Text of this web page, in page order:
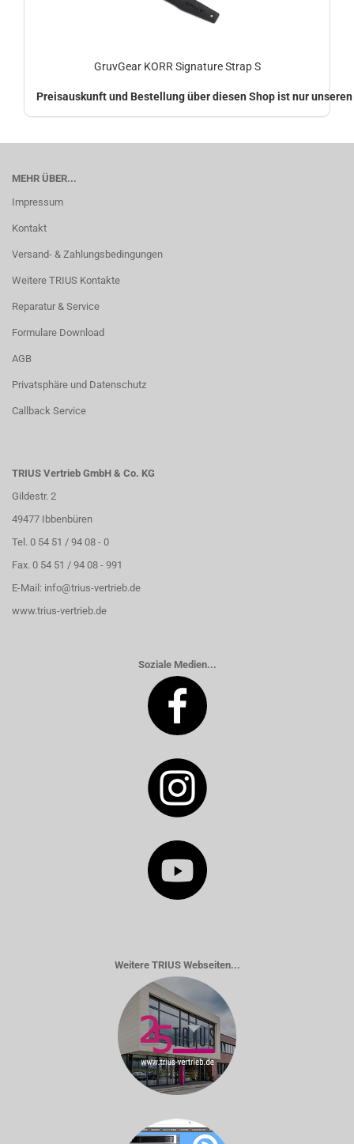
GruvGear KORR Signature Strap S
Preisauskunft und Bestellung über diesen Shop ist nur
MEHR ÜBER...
Impressum
Kontakt
Versand- & Zahlungsbedingungen
Weitere TRIUS Kontakte
Reparatur & Service
Formulare Download
AGB
Privatsphäre und Datenschutz
Callback Service
TRIUS Vertrieb GmbH & Co. KG
Gildestr. 2
49477 Ibbenbüren
Tel. 0 54 51 / 94 08 - 0
Fax. 0 54 51 / 94 08 - 991
E-Mail: info@trius-vertrieb.de
www.trius-vertrieb.de
Soziale Medien...
Weitere TRIUS Webseiten...